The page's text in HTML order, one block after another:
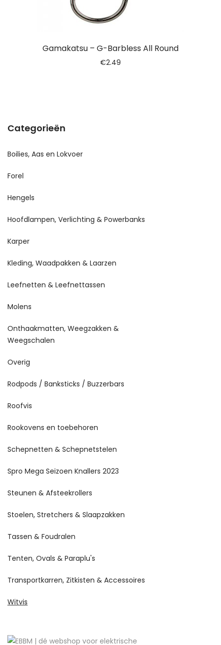
Gamakatsu – G-Barbless All Round
€2.49
Categorieën
Boilies, Aas en Lokvoer
Forel
Hengels
Hoofdlampen, Verlichting & Powerbanks
Karper
Kleding, Waadpakken & Laarzen
Leefnetten & Leefnettassen
Molens
Onthaakmatten, Weegzakken &
Weegschalen
Overig
Rodpods / Banksticks / Buzzerbars
Roofvis
Rookovens en toebehoren
Schepnetten & Schepnetstelen
Spro Mega Seizoen Knallers 2023
Steunen & Afsteekrollers
Stoelen, Stretchers & Slaapzakken
Tassen & Foudralen
Tenten, Ovals & Paraplu's
Transportkarren, Zitkisten & Accessoires
Witvis